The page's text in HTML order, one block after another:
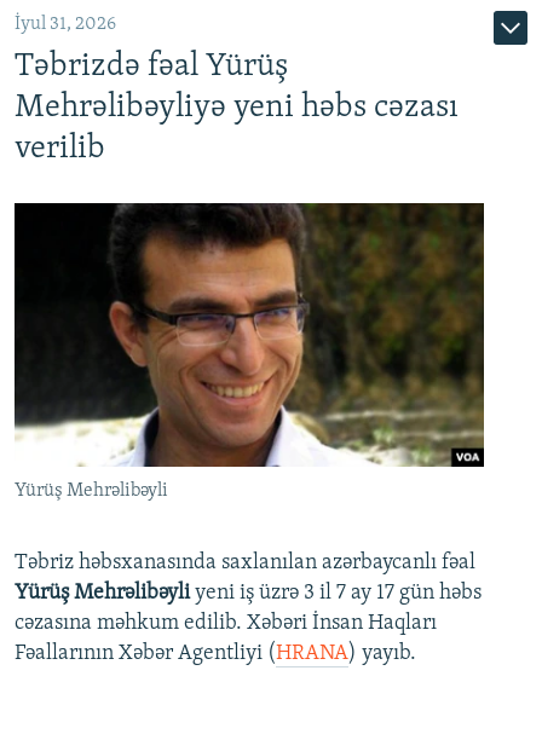
İyul 31, 2026
Təbrizdə fəal Yürüş
Mehrəlibəyliyə yeni həbs cəzası
verilib
Yürüş Mehrəlibəyli
Təbriz həbsxanasında saxlanılan azərbaycanlı fəal
Yürüş Mehrəlibəyliyeni iş üzrə 3 il 7 ay 17 gün həbs
cəzasına məhkum edilib. Xəbəri İnsan Haqları
Fəallarının Xəbər Agentliyi (HRANA) yayıb.